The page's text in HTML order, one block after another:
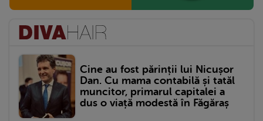
Cine au fost părinții lui Nicușor
Dan. Cu mama contabilă și tatăl
muncitor, primarul capitalei a
dus o viață modestă în Făgăraș